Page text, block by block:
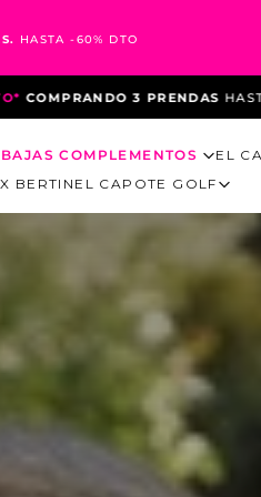
HASTA -60% DTO
EL 10 DE AGOSTO*DEBIDO A
COMPLEMENTOS
EL
BERTINEL CAPOTE GOLF